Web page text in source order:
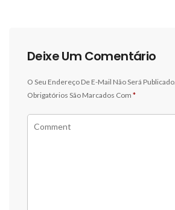
Deixe Um Comentário
O Seu Endereço De E-Mail Não Será Publicado.
Obrigatórios São Marcados Com *